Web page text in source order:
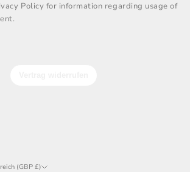
Policy for information regarding usage of
(GBP £)